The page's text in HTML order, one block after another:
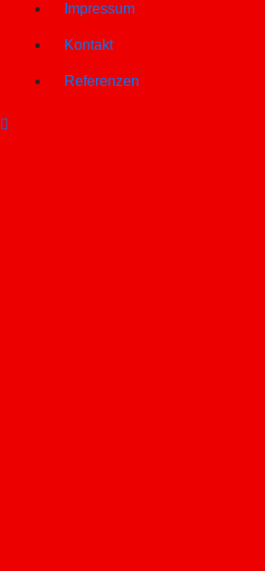
Impressum
Kontakt
Referenzen